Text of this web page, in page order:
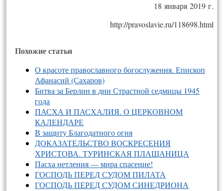
18 января 2019 г.
http://pravoslavie.ru/118698.html
Похожие статьи
О красоте православного богослужения. Епископ
Афанасий (Сахаров)
Битва за Берлин в дни Страстной седмицы 1945
года
ПАСХА И ПАСХАЛИЯ. О ЦЕРКОВНОМ
КАЛЕНДАРЕ
В защиту Благодатного огня
ДОКАЗАТЕЛЬСТВО ВОСКРЕСЕНИЯ
ХРИСТОВА. ТУРИНСКАЯ ПЛАЩАНИЦА
Пасха нетления — мира спасение!
ГОСПОДЬ ПЕРЕД СУДОМ ПИЛАТА
ГОСПОДЬ ПЕРЕД СУДОМ СИНЕДРИОНА